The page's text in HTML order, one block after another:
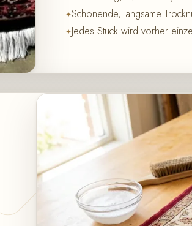
Schonende, langsame
Jedes Stück wird vorher